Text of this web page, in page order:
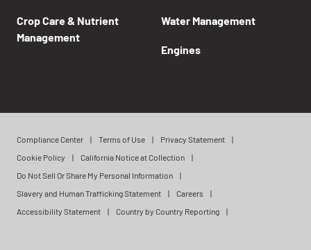
Crop Care & Nutrient
Management
Water Management
Engines
Compliance Center Terms of Use
Privacy Statement
Cookie Policy
California Notice at Collection
Do Not Sell Or Share My Personal Information
Slavery and Human Trafficking Statement
Careers
Accessibility Statement
Country by Country Reporting